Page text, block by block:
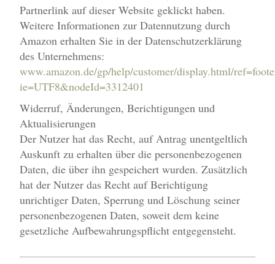
Partnerlink auf dieser Website geklickt haben.
Weitere Informationen zur Datennutzung durch
Amazon erhalten Sie in der Datenschutzerklärung
des Unternehmens:
www.amazon.de/gp/help/customer/display.html/
ie=UTF8&nodeId=3312401
Widerruf, Änderungen, Berichtigungen und
Aktualisierungen
Der Nutzer hat das Recht, auf Antrag unentgeltlich
Auskunft zu erhalten über die personenbezogenen
Daten, die über ihn gespeichert wurden. Zusätzlich
hat der Nutzer das Recht auf Berichtigung
unrichtiger Daten, Sperrung und Löschung seiner
personenbezogenen Daten, soweit dem keine
gesetzliche Aufbewahrungspflicht entgegensteht.